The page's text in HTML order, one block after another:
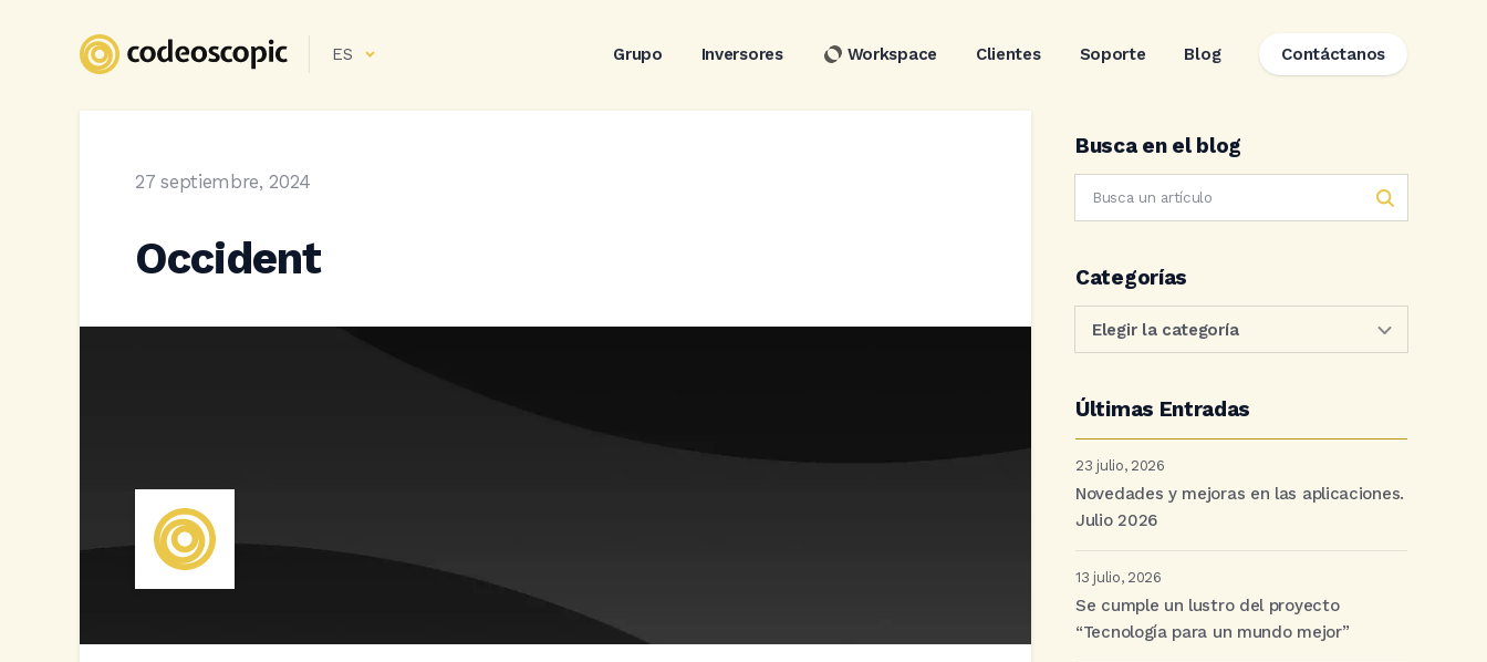
ES Grupo Inversores Workspace Clientes Soporte Blog Contáctanos
27 septiembre, 2024
Occident
Busca en el blog
Categorías
Últimas Entradas
23 julio, 2026
Novedades y mejoras en las aplicaciones.
Julio 2026
13 julio, 2026
Se cumple un lustro del proyecto
“Tecnología para un mundo mejor”